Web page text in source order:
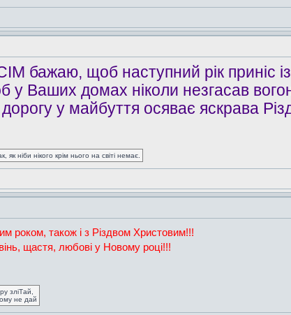
бажаю, щоб наступний рік приніс
Ваших домах ніколи незгасав
дорогу у майбуття осяває яскрава
ніби нікого крім нього на світі немає.
роком, також і з Різдвом Христовим!!!
щастя, любові у Новому році!!!
зліТай,
не дай